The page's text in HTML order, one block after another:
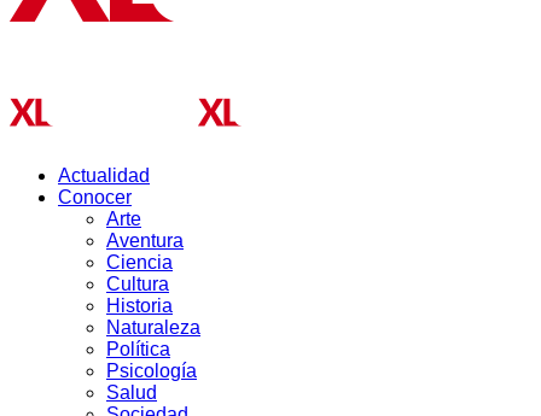
Actualidad
Conocer
Arte
Aventura
Ciencia
Cultura
Historia
Naturaleza
Política
Psicología
Salud